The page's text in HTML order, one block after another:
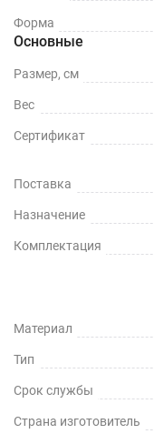
до +70
Простота - не
Гибкость -
затем вновь
сохранит
уборку после
ухода, поразит
отличной
красоту и
создать
украшением
Форма
Основные
Размер, см
Вес
Сертификат
Поставка
Назначение
Комплектация
Материал
Тип
Срок службы
Страна изготовитель